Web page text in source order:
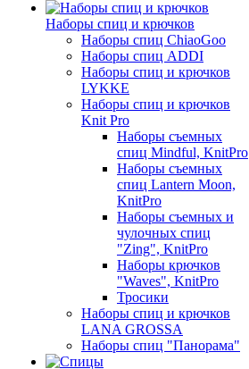
Наборы спиц и крючков
Наборы спиц ChiaoGoo
Наборы спиц ADDI
Наборы спиц и крючков
LYKKE
Наборы спиц и крючков
Knit Pro
Наборы съемных
спиц Mindful, KnitPro
Наборы съемных
спиц Lantern Moon,
KnitPro
Наборы съемных и
чулочных спиц
"Zing", KnitPro
Наборы крючков
"Waves", KnitPro
Тросики
Наборы спиц и крючков
LANA GROSSA
Наборы спиц "Панорама"